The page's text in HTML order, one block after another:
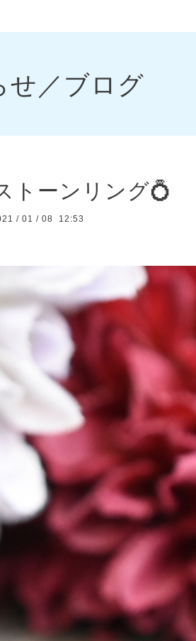
せ／ブログ
トーンリング💍
/ 01 / 08 12:53